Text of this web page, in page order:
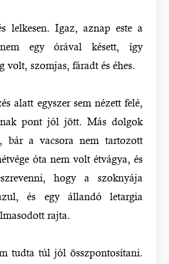
lelkesen. Igaz, aznap este a
egy órával késett, így
volt, szomjas, fáradt és éhes.
alatt egyszer sem nézett felé,
pont jól jött. Más dolgok
bár a vacsora nem tartozott
óta nem volt étvágya, és
hogy a szoknyája
és egy állandó letargia
rajta.
tudta túl jól összpontosítani.